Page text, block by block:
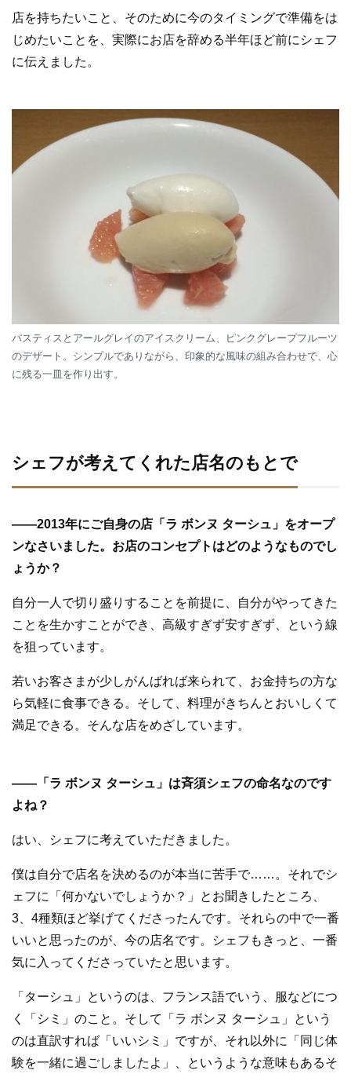
店を持ちたいこと、そのために今のタイミングで準備をは
じめたいことを、実際にお店を辞める半年ほど前にシェフ
に伝えました。
パスティスとアールグレイのアイスクリーム、ピンクグレープフルーツ
のデザート。シンプルでありながら、印象的な風味の組み合わせで、心
に残る一皿を作り出す。
シェフが考えてくれた店名のもとで
——2013年にご自身の店「ラ ボンヌ ターシュ」をオープ
ンなさいました。お店のコンセプトはどのようなものでし
ょうか？
自分一人で切り盛りすることを前提に、自分がやってきた
ことを生かすことができ、高級すぎず安すぎず、という線
を狙っています。
若いお客さまが少しがんばれば来られて、お金持ちの方な
ら気軽に食事できる。そして、料理がきちんとおいしくて
満足できる。そんな店をめざしています。
—— 「ラ ボンヌ ターシュ」は斉須シェフの命名なのです
よね？
はい、シェフに考えていただきました。
僕は自分で店名を決めるのが本当に苦手で……。それでシ
ェフに「何かないでしょうか？」とお聞きしたところ、
3、4種類ほど挙げてくださったんです。それらの中で一番
いいと思ったのが、今の店名です。シェフもきっと、一番
気に入ってくださっていたと思います。
「ターシュ」というのは、フランス語でいう、服などにつ
く「シミ」のこと。そして「ラ ボンヌ ターシュ」という
のは直訳すれば「いいシミ」ですが、それ以外に「同じ体
験を一緒に過ごしましたよ」、というような意味もあるそ